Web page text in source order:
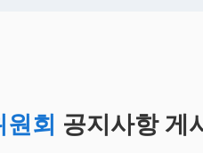
회 공지사항 게